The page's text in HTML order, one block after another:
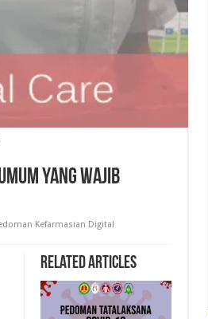
yang Wajib
Kefarmasian Digital
Related Articles